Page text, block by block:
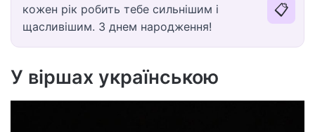
кожен рік робить тебе сильнішим і
щасливішим. З днем народження!
📋
У віршах українською